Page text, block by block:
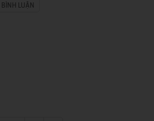
BÌNH LUẬN